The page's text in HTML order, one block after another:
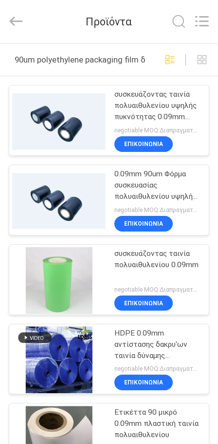
ΠΡΟΪΌΝΤΑ
ΒΊΝΤΕΟ
ΕΜΦΆΝΙΣΗ
VR
ΣΧΕΤΙΚΆ
ΕΠΙΣΚΈΨΕΙΣ
ΕΡΓΟΣΤΆΣΙΟ
ΈΛΕΓΧΟΣ
ΠΟΙΌΤΗΤΑΣ
ΕΠΙΚΟΙΝΩΝΉΣΤΕ
ΜΑΖΊ
ΜΑΣ
ΕΙΔΉΣΕΙΣ
Technology
(Shanghai)
Rights
Προϊόντα
90um polyethylene packaging film διαδικτυακή
συσκευάζοντας ταινία
πολυαιθυλενίου υψηλής
πυκνότητας 0.09mm
90um
negotiable MOQ:Διαπραγματεύσιμος
ΕΠΙΚΟΙΝΩΝΊΑ
0.09mm 90um Φόρμα
συσκευασίας
πολυαιθυλενίου υψηλής
πυκνότητας
ΕΠΙΚΟΙΝΩΝΊΑ
συσκευάζοντας ταινία
πολυαιθυλενίου 0.09mm
ΕΠΙΚΟΙΝΩΝΊΑ
HDPE 0.09mm
αντίστασης δακρυ'ων
ταινία δύναμης
πολυαιθυλενίου 90um negotiable MOQ:Διαπραγματεύσιμος
ΕΠΙΚΟΙΝΩΝΊΑ
Ετικέττα 90 μικρό
0.09mm πλαστική ταινία
πολυαιθυλενίου